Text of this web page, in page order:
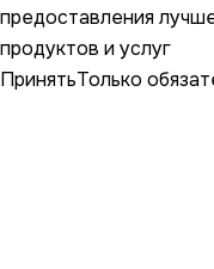
предоставления
продуктов и услуг
ПринятьТолько